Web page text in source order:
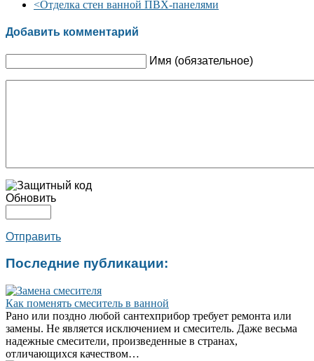
<Отделка стен ванной ПВХ-панелями
Добавить комментарий
Имя (обязательное)
Обновить
Отправить
Последние публикации:
Как поменять смеситель в ванной
Рано или поздно любой сантехприбор требует ремонта или
замены. Не является исключением и смеситель. Даже весьма
надежные смесители, произведенные в странах,
отличающихся качеством…